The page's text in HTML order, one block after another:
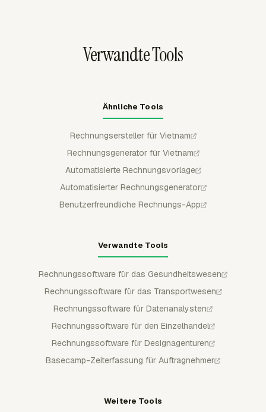
Verwandte Tools
Ähnliche Tools
Rechnungsersteller für Vietnam
Rechnungsgenerator für Vietnam
Automatisierte Rechnungsvorlage
Automatisierter Rechnungsgenerator
Benutzerfreundliche Rechnungs-App
Verwandte Tools
Rechnungssoftware für das Gesundheitswesen
Rechnungssoftware für das Transportwesen
Rechnungssoftware für Datenanalysten
Rechnungssoftware für den Einzelhandel
Rechnungssoftware für Designagenturen
Basecamp-Zeiterfassung für Auftragnehmer
Weitere Tools